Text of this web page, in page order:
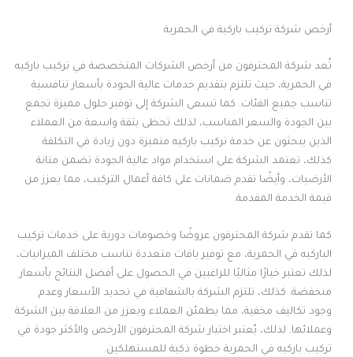
أرخص شركة تركيب باركية في الحمرية
تُعد شركة المحترفون من أرخص الشركات المتخصصة في تركيب باركيه
في الحمرية، حيث تلتزم بتقديم خدمات عالية الجودة بأسعار تنافسية
تناسب جميع الفئات. كما تسعى الشركة إلى توفير حلول مميزة تجمع
بين الجودة والسعر المناسب، لذلك تحظى بثقة واسعة من العملاء
الذين يبحثون عن خدمة تركيب باركيه متميزة دون زيادة في التكلفة.
كذلك، تعتمد الشركة على استخدام مواد عالية الجودة تضمن متانة
الأرضيات، وأيضًا تقدم ضمانات على كافة أعمال التركيب، مما يعزز من
قيمة الخدمة المقدمة.
كما تقدم شركة المحترفون عروضًا وخصومات دورية على خدمات تركيب
الباركيه في الحمرية، مع توفير باقات متعددة تناسب مختلف الميزانيات،
لذلك تعتبر خيارًا مثاليًا للراغبين في الحصول على أفضل النتائج بأسعار
منخفضة. كذلك، تلتزم الشركة بالشفافية في تحديد الأسعار وعدم
وجود تكاليف مخفية، مما يطمئن العملاء ويعزز من العلاقة بين الشركة
وعملائها. لذلك، يُعتبر اختيار شركة المحترفون الأرخص والأكثر جودة في
تركيب باركيه في الحمرية خطوة ذكية للمستهلكين.